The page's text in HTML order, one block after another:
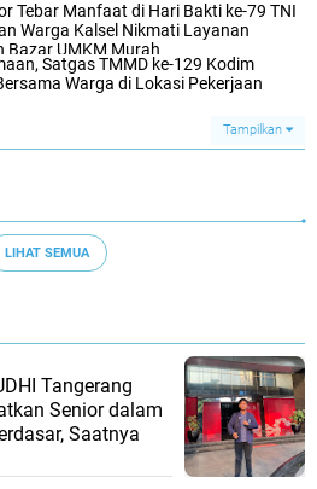
Tebar Manfaat di Hari Bakti ke-79 TNI
Warga Kalsel Nikmati Layanan
Bazar UMKM Murah
Satgas TMMD ke-129 Kodim
Warga di Lokasi Pekerjaan
Tampilkan
LIHAT SEMUA
Tangerang
Senior dalam
Saatnya